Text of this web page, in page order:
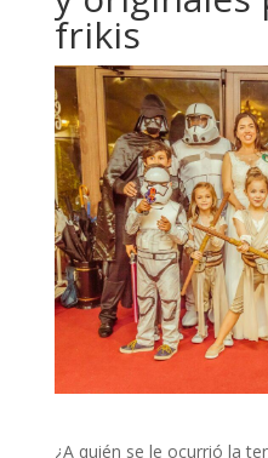
frikis
¿A quién se le ocurrió la